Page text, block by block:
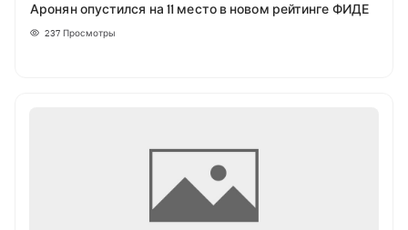
Аронян опустился на 11 место в новом рейтинге ФИДЕ
237 Просмотры